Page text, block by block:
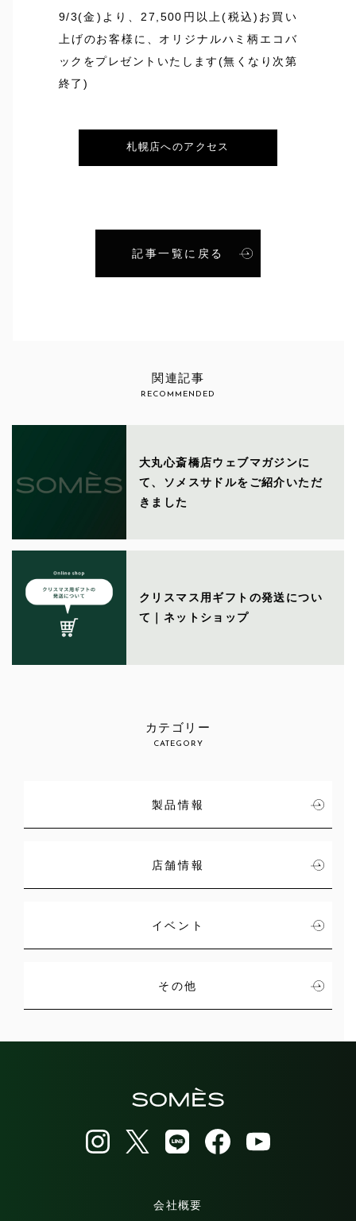
9/3(金)より、27,500円以上(税込)お買い
上げのお客様に、オリジナルハミ柄エコバ
ックをプレゼントいたします(無くなり次第
終了)
札幌店へのアクセス
記事一覧に戻る
関連記事
RECOMMENDED
大丸心斎橋店ウェブマガジンに
て、ソメスサドルをご紹介いただ
きました
クリスマス用ギフトの発送につい
て｜ネットショップ
カテゴリー
CATEGORY
製品情報
店舗情報
イベント
その他
会社概要